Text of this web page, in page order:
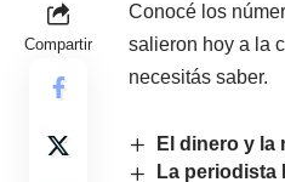
Compartir
Conocé los
salieron hoy a la
necesitás saber.
El dinero y la
La periodista